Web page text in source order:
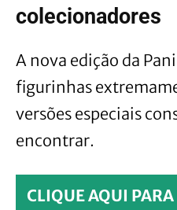
colecionadores
A nova edição da
figurinhas
versões especiais
encontrar.
CLIQUE AQUI